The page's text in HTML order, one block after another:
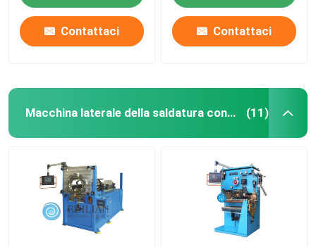
Contattaci Contattaci
Macchina laterale della saldatura continua (11)